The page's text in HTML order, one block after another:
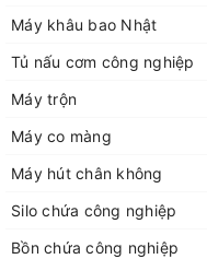
Máy khâu bao Nhật
Tủ nấu cơm công nghiệp
Máy trộn
Máy co màng
Máy hút chân không
Silo chứa công nghiệp
Bồn chứa công nghiệp